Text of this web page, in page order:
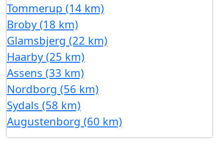
Tommerup (14 km)
Broby (18 km)
Glamsbjerg (22 km)
Haarby (25 km)
Assens (33 km)
Nordborg (56 km)
Sydals (58 km)
Augustenborg (60 km)